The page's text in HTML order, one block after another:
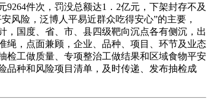
件次，罚没总额达1．2亿元，下架封存不及
风险，泛博人平易近群众吃得安心”的主要，
，国度、省、市、县四级靶向沉点各有侧沉，出
绳，点面兼顾，企业、品种、项目、环节及业态
检工做质量、专项整治工做结果和区域食物平安
品种和风险项目清单，及时传递、发布抽检成